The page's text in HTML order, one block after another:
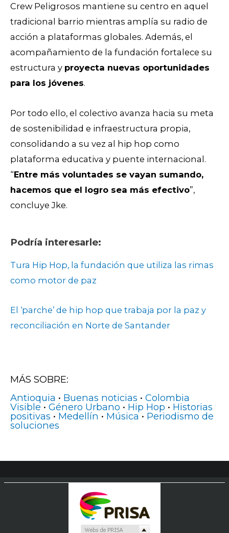
Crew Peligrosos mantiene su centro en aquel
tradicional barrio mientras amplía su radio de
acción a plataformas globales. Además, el
acompañamiento de la fundación fortalece su
estructura y proyecta nuevas oportunidades
para los jóvenes.
Por todo ello, el colectivo avanza hacia su meta
de sostenibilidad e infraestructura propia,
consolidando a su vez al hip hop como
plataforma educativa y puente internacional.
“Entre más voluntades se vayan sumando,
hacemos que el logro sea más efectivo”,
concluye Jke.
Podría interesarle:
Tura Hip Hop, la fundación que utiliza las rimas
como motor de paz
El ‘parche’ de hip hop que trabaja por la paz y
reconciliación en Norte de Santander
MÁS SOBRE:
Antioquia • Buenas noticias • Colombia
Visible • Género Urbano • Hip Hop • Historias
positivas • Medellín • Música • Periodismo de
soluciones